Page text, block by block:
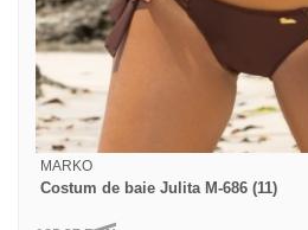
MARKO
Costum de baie Julita M-686 (11)